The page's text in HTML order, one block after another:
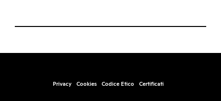
Privacy Cookies Codice Etico Certificati